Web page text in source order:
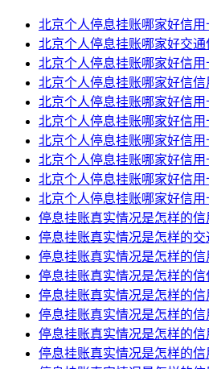
北京个人停息挂账哪家好信
北京个人停息挂账哪家好交
北京个人停息挂账哪家好信
北京个人停息挂账哪家好信
北京个人停息挂账哪家好信
北京个人停息挂账哪家好信
北京个人停息挂账哪家好信用
北京个人停息挂账哪家好信
北京个人停息挂账哪家好信
北京个人停息挂账哪家好信
停息挂账真实情况是怎样的
停息挂账真实情况是怎样的
停息挂账真实情况是怎样的
停息挂账真实情况是怎样的
停息挂账真实情况是怎样的
停息挂账真实情况是怎样的
停息挂账真实情况是怎样的信
停息挂账真实情况是怎样的